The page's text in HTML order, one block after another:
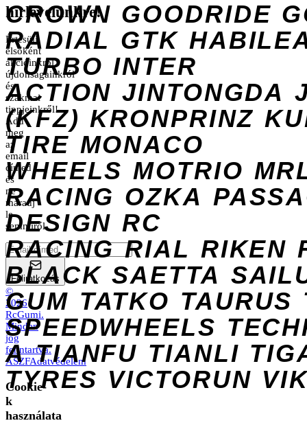
CROWN GOODRIDE
RADIAL GTK
TURBO INTER
ACTION JINTONGDA
(KFZ) KRONPRINZ
TIRE MONACO
WHEELS MOTRIO
RACING OZKA
DESIGN RC
RACING RIAL RIKEN
BLACK SAETTA
GUM TATKO TAURUS
SPEEDWHEELS
A TIANFU TIANLI
TYRES VICTORUN
hírlevelünkre!
Értesülj
elsőként
akcióinkról,
újdonságainkról
és
szakmai
tippjeinkről!
Add
meg
az
email
címed
és
ne
maradj
le
semmiről.
Feliratkozás
©
2026
RcGumi.
Minden
jog
fenntartva.
ÁSZFAdatvédelem
Cookie-
k
használata